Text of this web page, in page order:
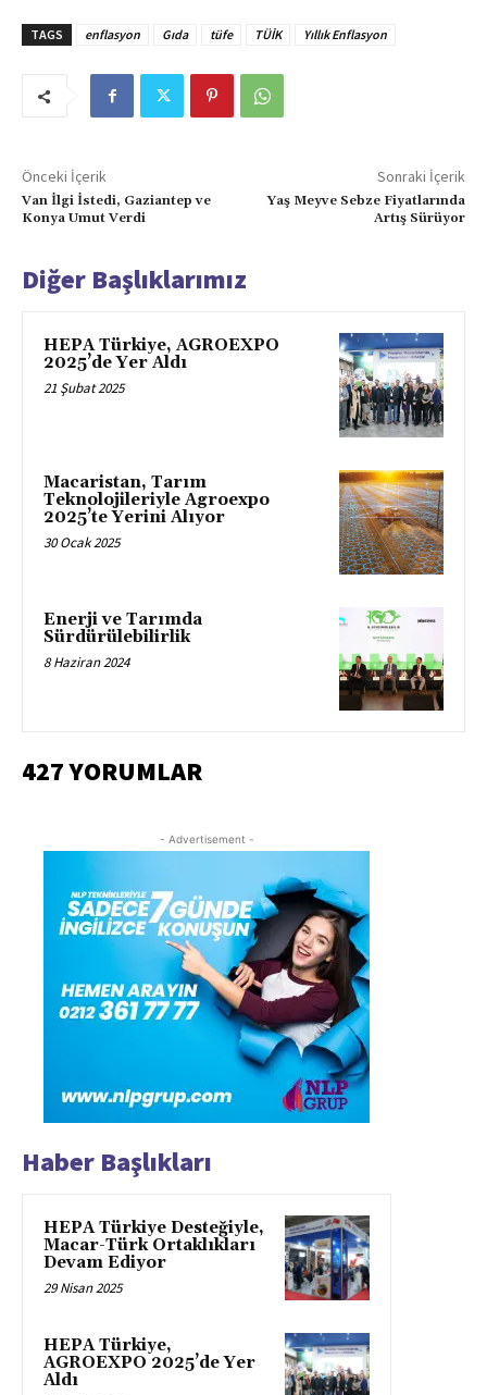
TAGS enflasyon Gıda tüfe TÜİK Yıllık Enflasyon
Önceki İçerik
Van İlgi İstedi, Gaziantep ve
Konya Umut Verdi
Sonraki İçerik
Yaş Meyve Sebze Fiyatlarında
Artış Sürüyor
Diğer Başlıklarımız
HEPA Türkiye, AGROEXPO
2025’de Yer Aldı
21 Şubat 2025
Macaristan, Tarım
Teknolojileriyle Agroexpo
2025’te Yerini Alıyor
30 Ocak 2025
Enerji ve Tarımda
Sürdürülebilirlik
8 Haziran 2024
427 YORUMLAR
- Advertisement -
Haber Başlıkları
HEPA Türkiye Desteğiyle,
Macar-Türk Ortaklıkları
Devam Ediyor
29 Nisan 2025
HEPA Türkiye,
AGROEXPO 2025’de Yer
Aldı